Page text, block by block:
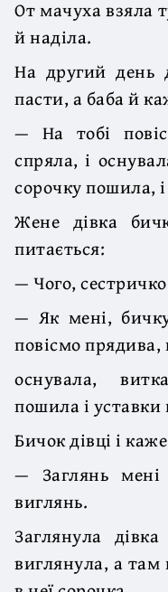
От мачуха взяла
й наділа.
На другий день
пасти, а баба й
— На тобі
спряла, і
сорочку пошила,
Жене дівка
питається:
— Чого,
— Як мені,
повісмо прядива,
оснувала,
пошила і
Бичок дівці і
— Заглянь
виглянь.
Заглянула
виглянула, а там